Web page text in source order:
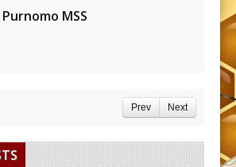
Purnomo MSS
Prev Next